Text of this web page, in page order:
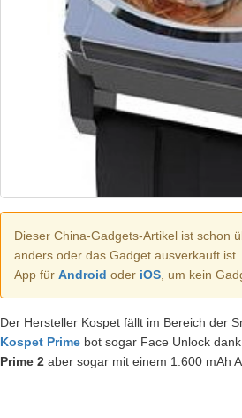
Dieser China-Gadgets-Artikel ist schon
anders oder das Gadget ausverkauft ist.
App für Android oder iOS, um kein
Der Hersteller Kospet fällt im Bereich der
Kospet Prime bot sogar Face Unlock
Prime 2 aber sogar mit einem 1.600 mAh